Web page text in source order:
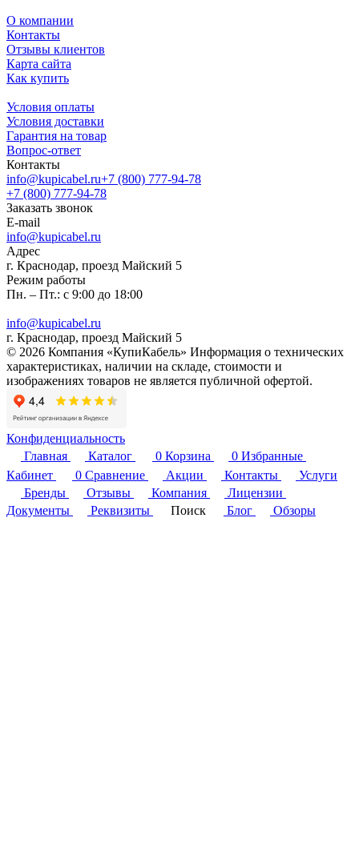
О компании
Контакты
Отзывы клиентов
Карта сайта
Как купить
Условия оплаты
Условия доставки
Гарантия на товар
Вопрос-ответ
Контакты
info@kupicabel.ru+7 (800) 777-94-78
+7 (800) 777-94-78
Заказать звонок
E-mail
info@kupicabel.ru
Адрес
г. Краснодар, проезд Майский 5
Режим работы
Пн. – Пт.: с 9:00 до 18:00
info@kupicabel.ru
г. Краснодар, проезд Майский 5
© 2026 Компания «КупиКабель» Информация о технических
характеристиках, наличии на складе, стоимости и
изображениях товаров не является публичной офертой.
Конфиденциальность
Главная
Каталог 0 Корзина 0 Избранные
Кабинет
0 Сравнение Акции Контакты
Услуги
Бренды
Отзывы Компания
Лицензии
Документы
Реквизиты Поиск Блог Обзоры